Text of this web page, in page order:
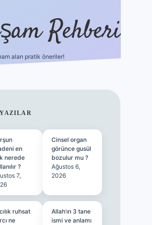
Rehberi
alan pratik öneriler!
en
nerede
?
7,
Cinsel organ
görünce gusül
bozulur mu ?
Ağustos 6,
2026
ruhsat
ne
Allah’ın 3 tane
ismi ve anlamı
hiltonbet güncel giriş